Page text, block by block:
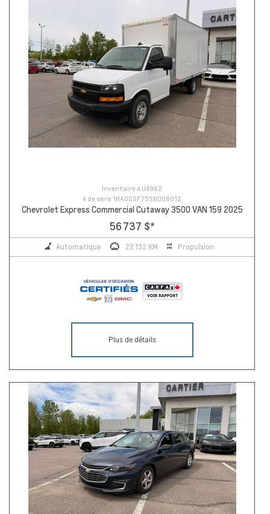
Inventaire # U4962
# de série 1HA0GSF75SN008012
Chevrolet Express Commercial Cutaway 3500 VAN 159 2025
56 737 $*
Automatique 22 132 KM Propulsion
Plus de détails